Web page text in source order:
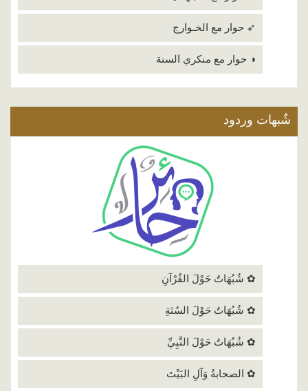
➶ حوار مع الخـوارج
◑ حوار مع منكري السنة
شٌبهات وردود
✿ شُبُهَاتٌ حَوْلَ القُرْآنِ
✿ شُبُهَاتٌ حَوْلَ السُنَةِ
✿ شُبُهَاتٌ حَوْلَ النَّبِيِّ
✿ الصحابةُ وَآلِ البَيْتَ